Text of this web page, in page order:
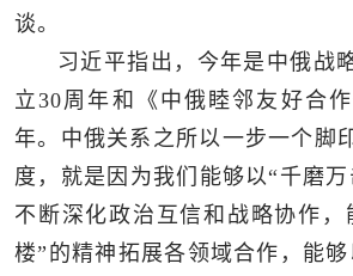
谈。
习近平指出，今年是中俄战
立30周年和《中俄睦邻友好合
年。中俄关系之所以一步一个脚
度，就是因为我们能够以“千磨
不断深化政治互信和战略协作，
楼”的精神拓展各领域合作，能